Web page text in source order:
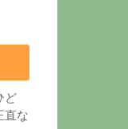
ど
直な